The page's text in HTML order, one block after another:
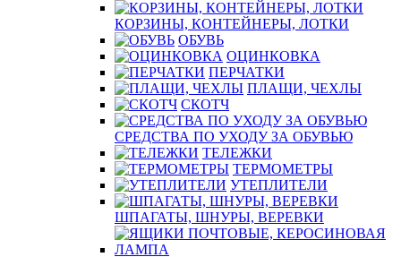
КОРЗИНЫ, КОНТЕЙНЕРЫ, ЛОТКИ
ОБУВЬ
ОЦИНКОВКА
ПЕРЧАТКИ
ПЛАЩИ, ЧЕХЛЫ
СКОТЧ
СРЕДСТВА ПО УХОДУ ЗА ОБУВЬЮ
ТЕЛЕЖКИ
ТЕРМОМЕТРЫ
УТЕПЛИТЕЛИ
ШПАГАТЫ, ШНУРЫ, ВЕРЕВКИ